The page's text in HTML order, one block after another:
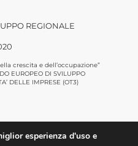
REGIONALE
crescita e dell’occupazione”
EUROPEO DI SVILUPPO
DELLE IMPRESE (OT3)
esperienza d'uso e